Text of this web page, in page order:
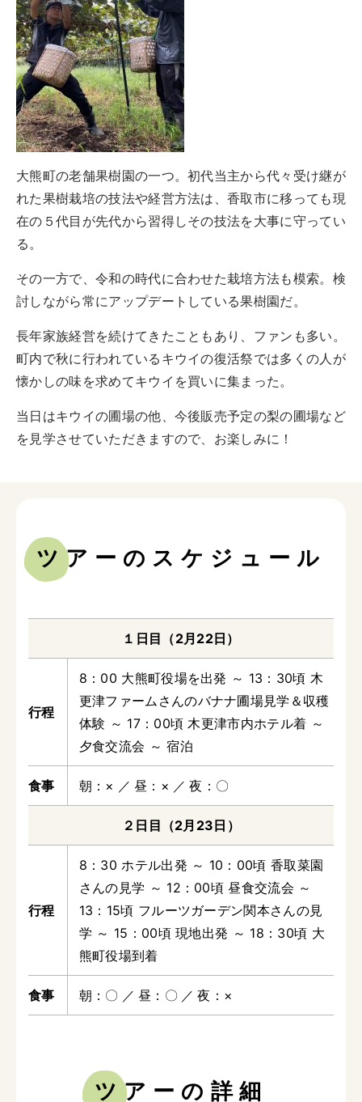
大熊町の老舗果樹園の一つ。初代当主から代々受け継が
れた果樹栽培の技法や経営方法は、香取市に移っても現
在の５代目が先代から習得しその技法を大事に守ってい
る。
その一方で、令和の時代に合わせた栽培方法も模索。検
討しながら常にアップデートしている果樹園だ。
長年家族経営を続けてきたこともあり、ファンも多い。
町内で秋に行われているキウイの復活祭では多くの人が
懐かしの味を求めてキウイを買いに集まった。
当日はキウイの圃場の他、今後販売予定の梨の圃場など
を見学させていただきますので、お楽しみに！
ツアーのスケジュール
１日目（2月22日）
8：00 大熊町役場を出発 ～ 13：30頃 木
更津ファームさんのバナナ圃場見学＆収穫
体験 ～ 17：00頃 木更津市内ホテル着 ～
夕食交流会 ～ 宿泊
朝 × 昼 × 夜 〇
２日目（2月23日）
8：30 ホテル出発 ～ 10：00頃 香取菜園
さんの見学 ～ 12：00頃 昼食交流会 ～
13：15頃 フルーツガーデン関本さんの見
学 ～ 15：00頃 現地出発 ～ 18：30頃 大
熊町役場到着
朝 〇 昼 〇 夜 ×
ツアーの詳細